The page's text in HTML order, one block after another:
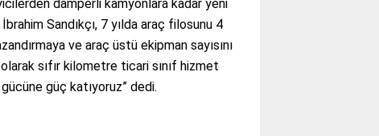
damperli kamyonlara kadar yeni
Sandıkçı, 7 yılda araç filosunu 4
ve araç üstü ekipman sayısını
sıfır kilometre ticari sınıf hizmet
güç katıyoruz” dedi.